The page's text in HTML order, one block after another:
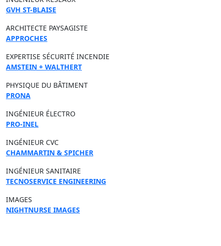
GVH ST-BLAISE
ARCHITECTE PAYSAGISTE
APPROCHES
EXPERTISE SÉCURITÉ INCENDIE
AMSTEIN + WALTHERT
PHYSIQUE DU BÂTIMENT
PRONA
INGÉNIEUR ÉLECTRO
PRO-INEL
INGÉNIEUR CVC
CHAMMARTIN & SPICHER
INGÉNIEUR SANITAIRE
TECNOSERVICE ENGINEERING
IMAGES
NIGHTNURSE IMAGES